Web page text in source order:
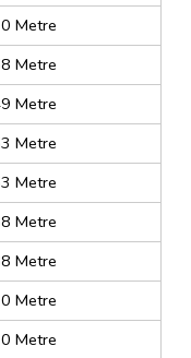
Metre
Metre
Metre
Metre
Metre
Metre
Metre
Metre
Metre